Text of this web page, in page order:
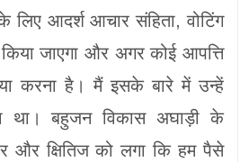
लिए आदर्श आचार संहिता, वोटिंग
जाएगा और अगर कोई आपत्ति
करना है। मैं इसके बारे में उन्हें
था। बहुजन विकास अघाड़ी के
और क्षितिज को लगा कि हम पैसे